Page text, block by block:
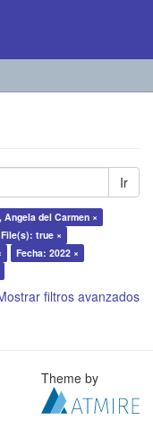
Ir
del Carmen ×
true ×
Fecha: 2022 ×
filtros avanzados
Theme by